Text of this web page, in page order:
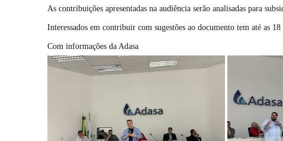
As contribuições apresentadas na audiência serão analisadas para
Interessados em contribuir com sugestões ao documento tem até as
Com informações da Adasa